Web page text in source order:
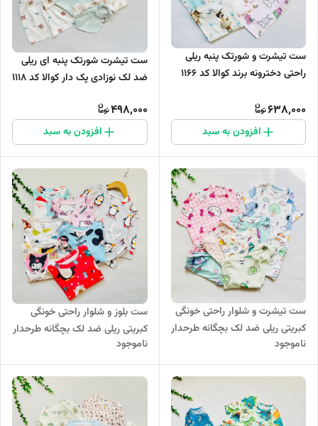
ست تیشرت و شورتک پنبه ریلی
راحتی دخترونه برند کوالا کد 1166
638,000
افزودن به سبد
ست تیشرت شورتک پنبه ای ریلی
ضد لک نوزادی پک دار کوالا کد 1118
498,000
افزودن به سبد
ست تیشرت و شلوار راحتی خونگی
کبریتی ریلی ضد لک بچگانه طرحدار
کد ۱۰۰۷
ناموجود
ست بلوز و شلوار راحتی خونگی
کبریتی ریلی ضد لک بچگانه طرحدار
کد ۹۲۳
ناموجود